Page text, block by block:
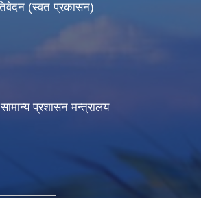
(स्वत प्रकासन)
प्रशासन मन्त्रालय